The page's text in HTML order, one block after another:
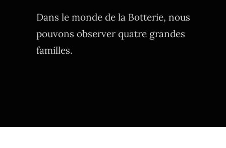
Dans le monde de la Botterie, nous
pouvons observer quatre grandes
familles.